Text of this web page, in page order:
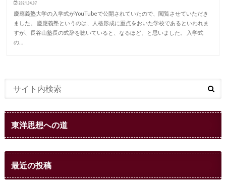
2021.04.07
慶應義塾大学の入学式がYouTubeで公開されていたので、閲覧させていただき
ました。 慶應義塾というのは、人格形成に重点をおいた学校であるといわれま
すが、長谷山塾長の式辞を聴いていると、なるほど、と思いました。 入学式
の…
東洋思想への道
最近の投稿